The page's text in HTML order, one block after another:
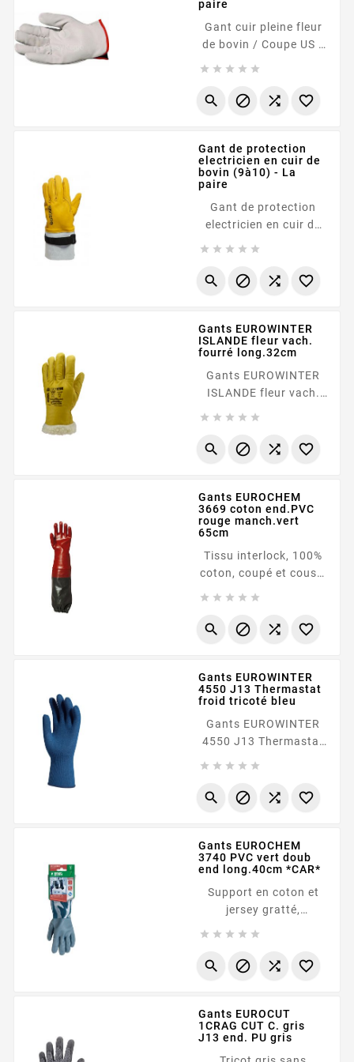
paire
Gant cuir pleine fleur
de bovin / Coupe US /
    
   
Gant de protection
electricien en cuir de
bovin (9à10) - La
paire
Gant de protection
electricien en cuir de
    
   
Gants EUROWINTER
ISLANDE fleur vach.
fourré long.32cm
Gants EUROWINTER
ISLANDE fleur vach.
fleur jaune, Fourrure
de serrage sur la
paume, Manchette de
sécurité, longueur
totale 32cm Fiche
technique &nbsp; <a...
    
   
Gants EUROCHEM
3669 coton end.PVC
rouge manch.vert
65cm
Tissu interlock, 100%
coton, coupé et cousu,
extra-longue en PVC
technique &nbsp; <a...
    
   
Gants EUROWINTER
4550 J13 Thermastat
froid tricoté bleu
Gants EUROWINTER
4550 J13 Thermastat
base de Thermolite
    
   
Gants EUROCHEM
3740 PVC vert doub
end long.40cm *CAR*
Support en coton et
jersey gratté,
enduction sur la main,
coupe feston,
Longueur 40cm Fiche
    
   
Gants EUROCUT
1CRAG CUT C. gris
J13 end. PU gris